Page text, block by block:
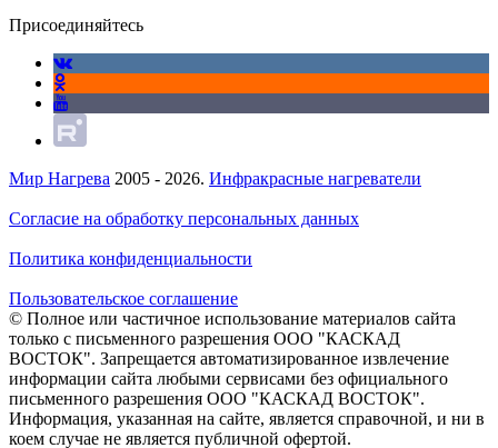
Присоединяйтесь
Мир Нагрева 2005 - 2026. Инфракрасные нагреватели
Согласие на обработку персональных данных
Политика конфиденциальности
Пользовательское соглашение
© Полное или частичное использование материалов сайта
только с письменного разрешения ООО "КАСКАД
ВОСТОК". Запрещается автоматизированное извлечение
информации сайта любыми сервисами без официального
письменного разрешения ООО "КАСКАД ВОСТОК".
Информация, указанная на сайте, является справочной, и ни в
коем случае не является публичной офертой.